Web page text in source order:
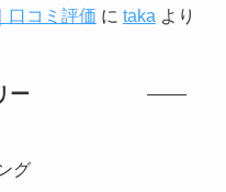
口コミ評価 に taka より
ー
グ